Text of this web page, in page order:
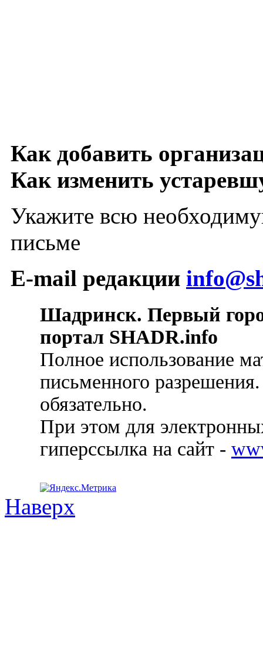
Как добавить
Как изменить
Укажите всю
письме
E-mail редакции
Шадринск. Первый
портал SHADR.info
Полное использование
письменного
обязательно.
При этом для
гиперссылка на сайт -
Наверх